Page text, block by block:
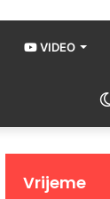
VIDEO
Vrijeme